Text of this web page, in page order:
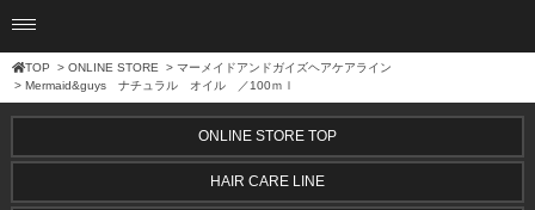
TOP >ONLINE STORE >マーメイドアンドガイズヘアケアライン
> Mermaid&guys ナチュラル オイル ／100ｍｌ
ONLINE STORE TOP
HAIR CARE LINE